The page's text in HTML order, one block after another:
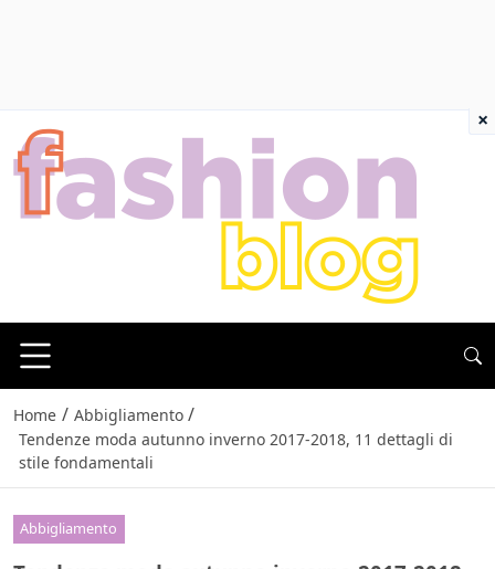
Home / Abbigliamento /
Tendenze moda autunno inverno 2017-2018, 11 dettagli di
stile fondamentali
Abbigliamento
×